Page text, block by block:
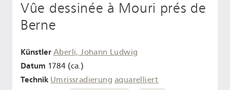
Vûe dessinée à Mouri prés de
Berne
Künstler Aberli, Johann Ludwig
Datum 1784 (ca.)
Technik Umrissradierung aquarelliert